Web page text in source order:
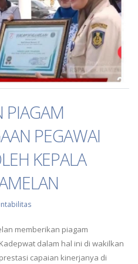
PIAGAM
PEGAWAI
KEPALA
memberikan piagam
dalam hal ini di wakilkan
capaian kinerjanya di